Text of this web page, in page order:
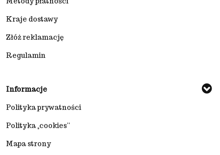
Kraje dostawy
Złóż reklamację
Regulamin
Informacje
Polityka prywatności
Polityka „cookies”
Mapa strony